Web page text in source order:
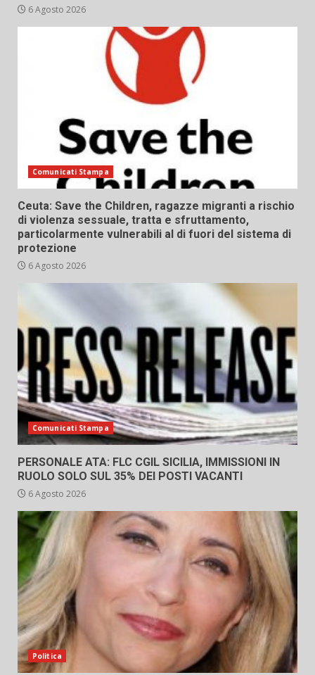
6 Agosto 2026
Comunicati Stampa
Ceuta: Save the Children, ragazze migranti a rischio
di violenza sessuale, tratta e sfruttamento,
particolarmente vulnerabili al di fuori del sistema di
protezione
6 Agosto 2026
Comunicati Stampa
PERSONALE ATA: FLC CGIL SICILIA, IMMISSIONI IN
RUOLO SOLO SUL 35% DEI POSTI VACANTI
6 Agosto 2026
Politica